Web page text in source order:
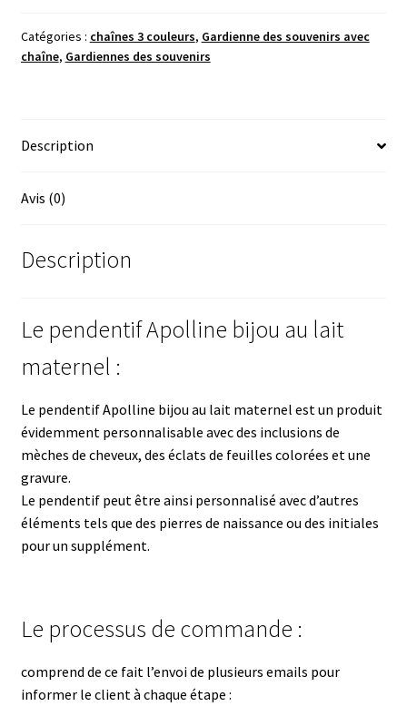
-
Gardiennes
Catégories : chaînes 3 couleurs, Gardienne des souvenirs avec
chaîne, Gardiennes des souvenirs
Description
Avis (0)
Description
Le pendentif Apolline bijou au lait
maternel :
Le pendentif Apolline bijou au lait maternel est un produit
évidemment personnalisable avec des inclusions de
mèches de cheveux, des éclats de feuilles colorées et une
gravure.
Le pendentif peut être ainsi personnalisé avec d’autres
éléments tels que des pierres de naissance ou des initiales
pour un supplément.
Le processus de commande :
comprend de ce fait l’envoi de plusieurs emails pour
informer le client à chaque étape :